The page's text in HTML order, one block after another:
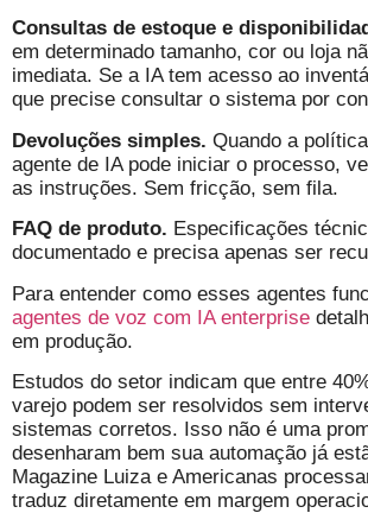
Consultas de estoque e
em determinado tamanho, cor ou loja
imediata. Se a IA tem acesso ao
que precise consultar o sistema por
Devoluções simples. Quando a
agente de IA pode iniciar o processo,
as instruções. Sem fricção, sem fila.
FAQ de produto. Especificações
documentado e precisa apenas ser
Para entender como esses agentes
agentes de voz com IA enterprise
em produção.
Estudos do setor indicam que entre
varejo podem ser resolvidos sem
sistemas corretos. Isso não é uma
desenharam bem sua automação já
Magazine Luiza e Americanas
traduz diretamente em margem